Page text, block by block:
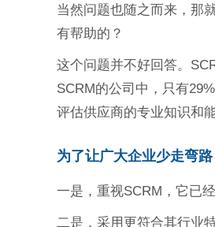
当然问题也随之而来，那
有帮助的？
这个问题并不好回答。
SCRM的公司中，只有
评估供应商的专业知识和
为了让广大企业少走弯
一是，重视SCRM，它已
二是，采用更符合其行业